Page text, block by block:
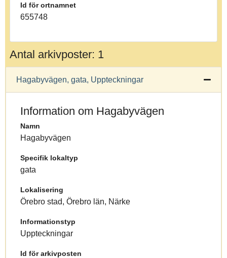
Id för ortnamnet
655748
Antal arkivposter: 1
Hagabyvägen, gata, Uppteckningar
Information om Hagabyvägen
Namn
Hagabyvägen
Specifik lokaltyp
gata
Lokalisering
Örebro stad, Örebro län, Närke
Informationstyp
Uppteckningar
Id för arkivposten